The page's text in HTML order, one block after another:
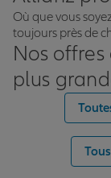
Où que vous
toujours près de
Nos
plus